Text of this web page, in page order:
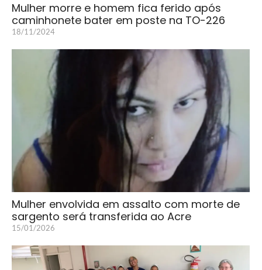
Mulher morre e homem fica ferido após
caminhonete bater em poste na TO-226
18/11/2024
Mulher envolvida em assalto com morte de
sargento será transferida ao Acre
15/01/2026